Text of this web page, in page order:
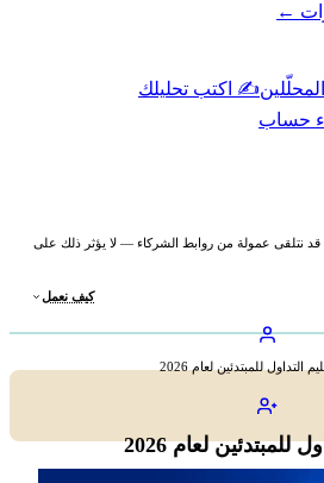
←
✍️ اكتب تحليلك
حساب
نتلقى عمولة من روابط الشركاء — لا يؤثر ذلك على
كيف نعمل
للمبتدئين لعام 2026
لعام 2026